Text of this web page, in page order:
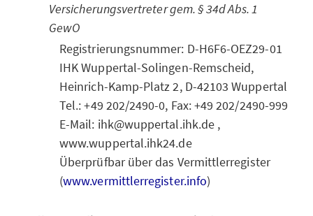
Versicherungsvertreter gem. § 34d Abs. 1
GewO
Registrierungsnummer: D-H6F6-OEZ29-01
IHK Wuppertal-Solingen-Remscheid,
Heinrich-Kamp-Platz 2, D-42103 Wuppertal
Tel.: +49 202/2490-0, Fax: +49 202/2490-999
E-Mail: ihk@wuppertal.ihk.de ,
www.wuppertal.ihk24.de
Überprüfbar über das Vermittlerregister
(www.vermittlerregister.info)